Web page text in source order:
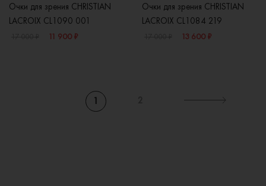
Очки для зрения CHRISTIAN
LACROIX CL1090 001
11 900 ₽
Очки для зрения CHRISTIAN
LACROIX CL1084 219
13 600 ₽
1